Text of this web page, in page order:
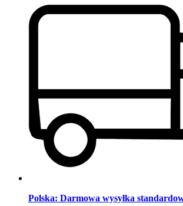
Polska: Darmowa wysyłka